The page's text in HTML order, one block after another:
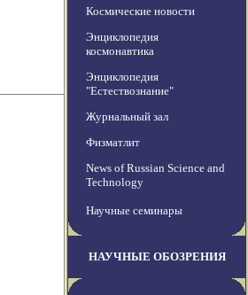
Космические новости
Энциклопедия
космонавтика
Энциклопедия
"Естествознание"
Журнальный зал
Физматлит
News of Russian Science and
Technology
Научные семинары
НАУЧНЫЕ ОБОЗРЕНИЯ